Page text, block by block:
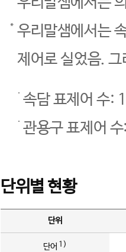
우리말샘에서는
제어로 실었음.
속담 표제어 수:
관용구 표제어
단위별 현황
단위
단어 1)